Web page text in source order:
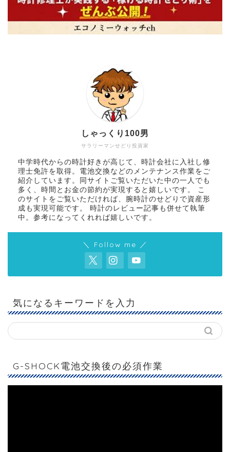
サラリーマンせどり投資家
しゃっくり100男
中学時代からの時計好きが高じて、時計会社に入社し修
理士免許を取得。電池交換などのメンテナンス作業をご
紹介しています。同サイトご覧いただいた中の一人でも
多く、時間とお金の節約が実現すると嬉しいです。 こ
のサイトをご覧いただければ、腕時計のせどりで資産形
成も実現可能です。 時計のレビュー記事も併せて執筆
中。参考になってくれれば嬉しいです。
＼ Follow me ／
気になるキーワードを入力
G-SHOCK電池交換後の必須作業